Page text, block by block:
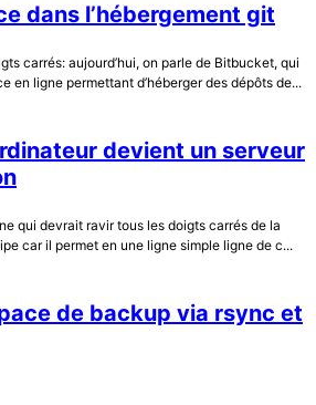
dans l’hébergement git
carrés: aujourd’hui, on parle de Bitbucket, qui
en ligne permettant d’héberger des dépôts de...
devient un serveur
qui devrait ravir tous les doigts carrés de la
car il permet en une ligne simple ligne de c...
de backup via rsync et